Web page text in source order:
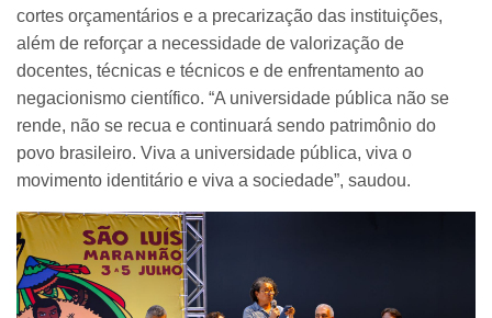
cortes orçamentários e a precarização das instituições,
além de reforçar a necessidade de valorização de
docentes, técnicas e técnicos e de enfrentamento ao
negacionismo científico. “A universidade pública não se
rende, não se recua e continuará sendo patrimônio do
povo brasileiro. Viva a universidade pública, viva o
movimento identitário e viva a sociedade”, saudou.